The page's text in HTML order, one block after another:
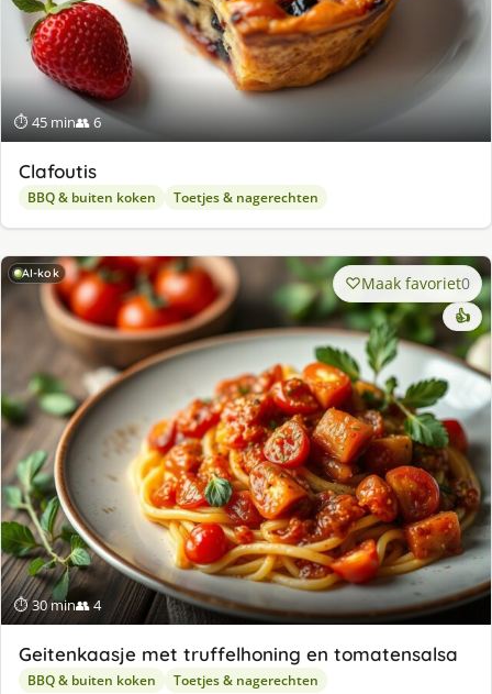
⏱ 45 min👥 6
Clafoutis
BBQ & buiten koken Toetjes & nagerechten
AI-kok
⏱ 30 min👥 4
Maak favoriet0
👍
Geitenkaasje met truffelhoning en tomatensalsa
BBQ & buiten koken Toetjes & nagerechten